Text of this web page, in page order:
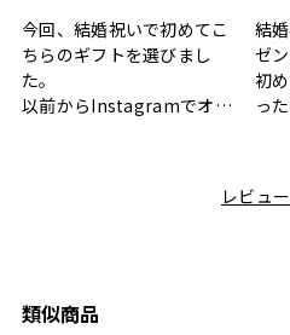
今回、結婚祝いで初めてこ
ちらのギフトを選びまし
た。
以前からInstagramでオシ
と大好きなカレーのセット
ちらも大変気に入ったと写
結
ゼ
初
っ
利
レビュ
類似商品